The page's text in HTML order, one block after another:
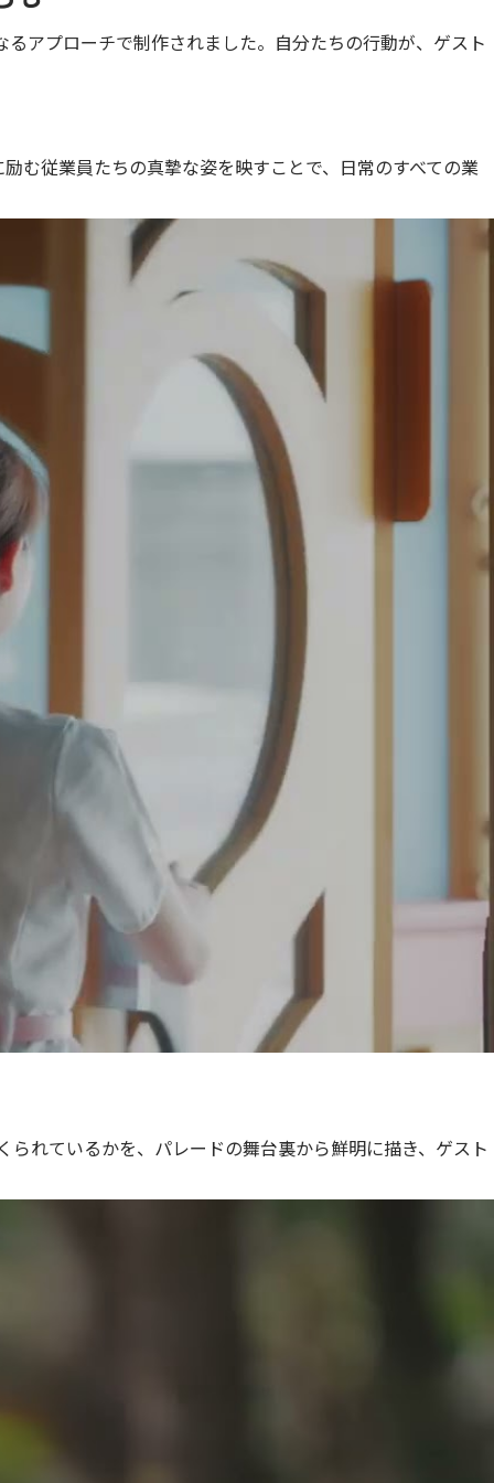
アプローチで制作されました。自分たちの行動が、ゲスト
む従業員たちの真摯な姿を映すことで、日常のすべての業
れているかを、パレードの舞台裏から鮮明に描き、ゲスト